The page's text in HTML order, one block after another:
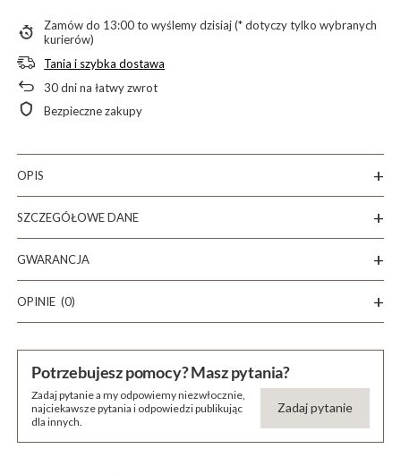
Zamów do 13:00 to wyślemy dzisiaj (* dotyczy tylko wybranych
kurierów)
Tania i szybka dostawa
30dni na łatwy zwrot
Bezpieczne zakupy
OPIS
SZCZEGÓŁOWE DANE
GWARANCJA
OPINIE (0)
Potrzebujesz pomocy? Masz pytania?
Zadaj pytanie a my odpowiemy niezwłocznie,
najciekawsze pytania i odpowiedzi publikując
dla innych.
Zadaj pytanie